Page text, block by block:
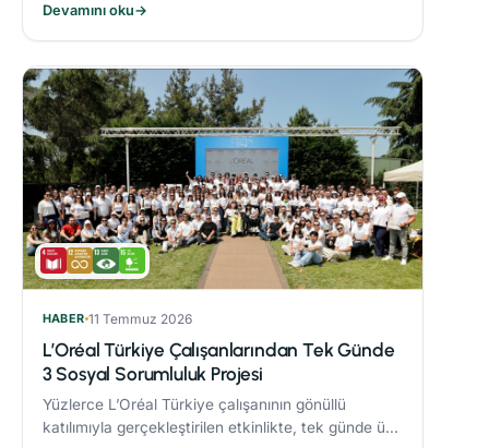
büyük ölçekli işletme kategorisinde "Çevre
Ödülü"nün sahibi oldu.
Devamını oku→
HABER 11 Temmuz 2026
L’Oréal Türkiye Çalışanlarından Tek Günde
3 Sosyal Sorumluluk Projesi
Yüzlerce L’Oréal Türkiye çalışanının gönüllü
katılımıyla gerçekleştirilen etkinlikte, tek günde üç